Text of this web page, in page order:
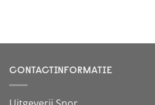
CONTACTINFORMATIE